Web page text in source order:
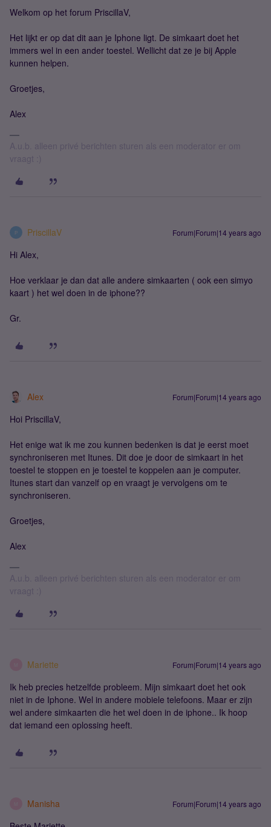
Welkom op het forum PriscillaV,
Het lijkt er op dat dit aan je Iphone ligt. De simkaart doet het
immers wel in een ander toestel. Wellicht dat ze je bij Apple
kunnen helpen.
Groetjes,
Alex
A.u.b. alleen privé berichten sturen als een moderator er om
vraagt :)
P PriscillaV Forum|Forum|14 years ago
Hi Alex,
Hoe verklaar je dan dat alle andere simkaarten ( ook een simyo
kaart ) het wel doen in de iphone??
Gr.
Alex Forum|Forum|14 years ago
Hoi PriscillaV,
Het enige wat ik me zou kunnen bedenken is dat je eerst moet
synchroniseren met Itunes. Dit doe je door de simkaart in het
toestel te stoppen en je toestel te koppelen aan je computer.
Itunes start dan vanzelf op en vraagt je vervolgens om te
synchroniseren.
Groetjes,
Alex
A.u.b. alleen privé berichten sturen als een moderator er om
vraagt :)
Mariette Forum|Forum|14 years ago
Ik heb precies hetzelfde probleem. Mijn simkaart doet het ook
niet in de Iphone. Wel in andere mobiele telefoons. Maar er zijn
wel andere simkaarten die het wel doen in de iphone.. Ik hoop
dat iemand een oplossing heeft.
Manisha Forum|Forum|14 years ago